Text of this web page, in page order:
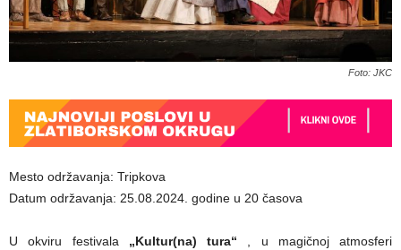
Foto: JKC
Mesto održavanja: Tripkova
Datum održavanja: 25.08.2024. godine u 20 časova
U okviru festivala„Kultur(na) tura“ , u magičnoj atmosferi